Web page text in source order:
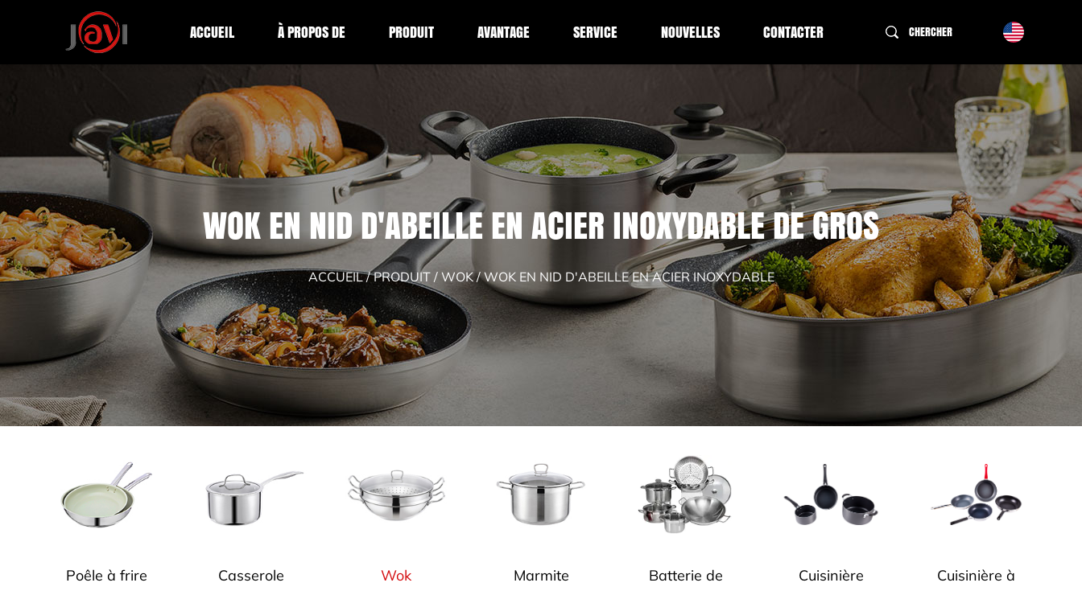
ACCUEIL À PROPOS DE PRODUIT AVANTAGE SERVICE NOUVELLES CONTACTER CHERCHER
WOK EN NID D'ABEILLE EN ACIER INOXYDABLE DE GROS
ACCUEIL/PRODUIT/ WOK/WOK EN NID D'ABEILLE EN ACIER INOXYDABLE
Poêle à frire Casserole Wok Marmite
Batterie de
Cuisinière
Cuisinière à